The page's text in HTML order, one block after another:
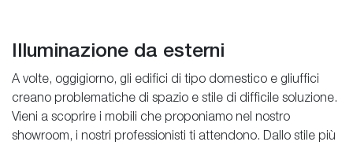
Illuminazione da esterni
A volte, oggigiorno, gli edifici di tipo domestico e gliuffici
creano problematiche di spazio e stile di difficile soluzione.
Vieni a scoprire i mobili che proponiamo nel nostro
showroom, i nostri professionisti ti attendono. Dallo stile più